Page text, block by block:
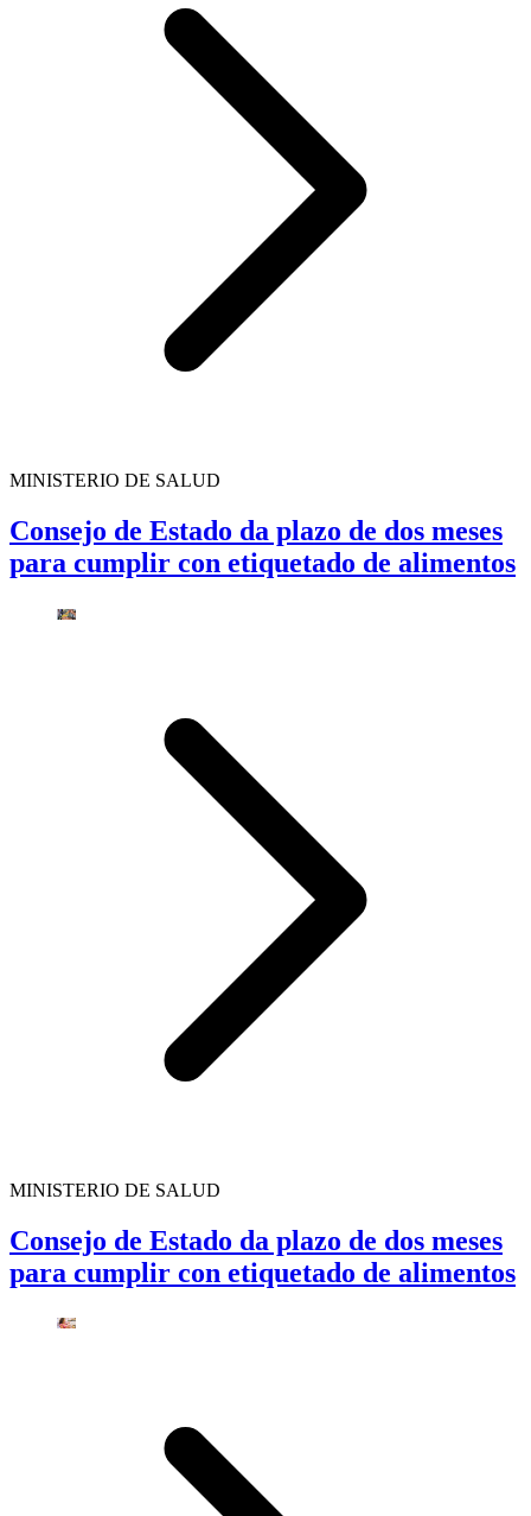
MINISTERIO DE SALUD
Consejo de Estado da plazo de dos meses
para cumplir con etiquetado de alimentos
MINISTERIO DE SALUD
Consejo de Estado da plazo de dos meses
para cumplir con etiquetado de alimentos